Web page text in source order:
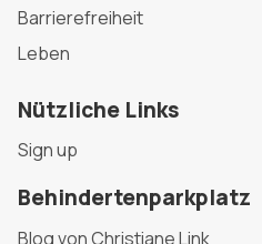
Barrierefreiheit
Leben
Nützliche Links
Sign up
Behindertenparkplatz
Blog von Christiane Link